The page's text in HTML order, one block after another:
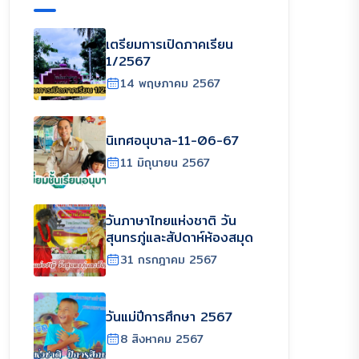
เตรียมการเปิดภาคเรียน
1/2567
14 พฤษภาคม 2567
นิเทศอนุบาล-11-06-67
11 มิถุนายน 2567
วันภาษาไทยแห่งชาติ วัน
สุนทรภู่และสัปดาห์ห้องสมุด
31 กรกฎาคม 2567
วันแม่ปีการศึกษา 2567
8 สิงหาคม 2567